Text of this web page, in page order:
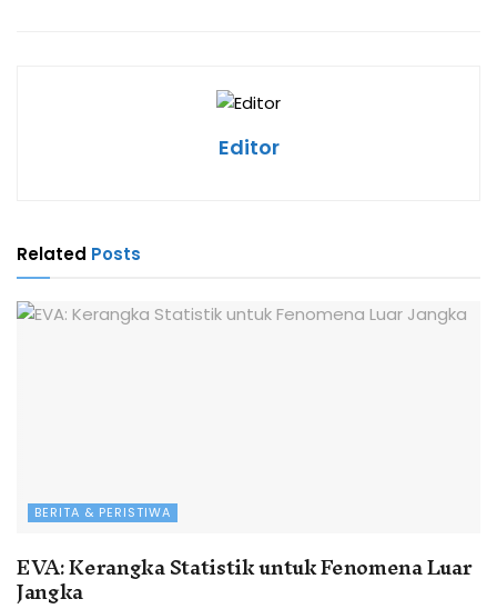
Editor
Related Posts
BERITA & PERISTIWA
EVA: Kerangka Statistik untuk Fenomena Luar
Jangka